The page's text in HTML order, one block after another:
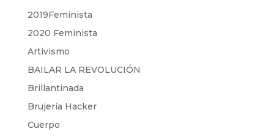
2019Feminista
2020 Feminista
Artivismo
BAILAR LA REVOLUCIÓN
Brillantinada
Brujería Hacker
Cuerpo